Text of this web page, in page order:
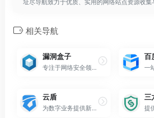
址尽导航致力于优质、实用的网络站点资源收集
相关导航
漏洞盒子
专注于网络安全领域的在线平台
百
一
云盾
为数字业务提供新一代一体化安全加速解决方案
三